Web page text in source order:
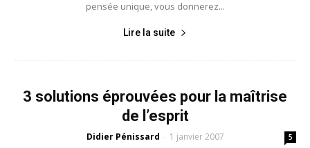
pensée unique, vous donnerez...
Lire la suite
3 solutions éprouvées pour la maîtrise
de l’esprit
Didier Pénissard - 1 janvier 2007 5